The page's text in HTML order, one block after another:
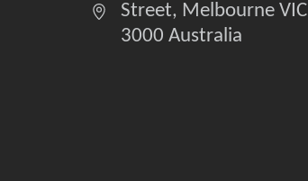
Street, Melbourne VIC
3000 Australia